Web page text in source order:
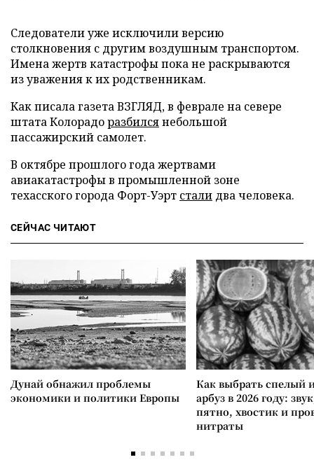
Следователи уже исключили версию
столкновения с другим воздушным транспортом.
Имена жертв катастрофы пока не раскрываются
из уважения к их родственникам.
Как писала газета ВЗГЛЯД, в феврале на севере
штата Колорадоразбилсянебольшой
пассажирский самолет.
В октябре прошлого года жертвами
авиакатастрофы в промышленной зоне
техасского города Форт-Уэрт стали два человека.
СЕЙЧАС ЧИТАЮТ
Дунай обнажил проблемы
экономики и политики Европы
Как выбрать спелый
арбуз в 2026 году:
пятно, хвостик и
нитраты